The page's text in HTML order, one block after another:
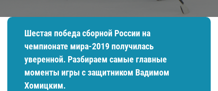
Шестая победа сборной России на
чемпионате мира-2019 получилась
уверенной. Разбираем самые главные
моменты игры с защитником Вадимом
Хомицким.